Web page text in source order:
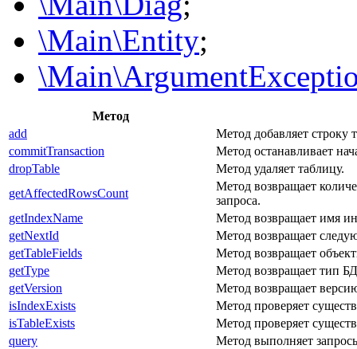
\Main\Entity;
Метод
add
Метод добавляет строку
commitTransaction
Метод останавливает
dropTable
Метод удаляет таблицу.
getAffectedRowsCount
Метод возвращает
запроса.
getIndexName
Метод возвращает имя
getNextId
Метод возвращает
getTableFields
Метод возвращает
getType
Метод возвращает тип БД
getVersion
Метод возвращает
isIndexExists
Метод проверяет
isTableExists
Метод проверяет
query
Метод выполняет